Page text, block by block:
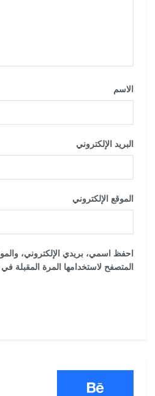
الاسم
البريد الإلكتروني
الموقع الإلكتروني
احفظ اسمي، بريدي الإلكتروني،
المتصفح لاستخدامها المرة المقبلة